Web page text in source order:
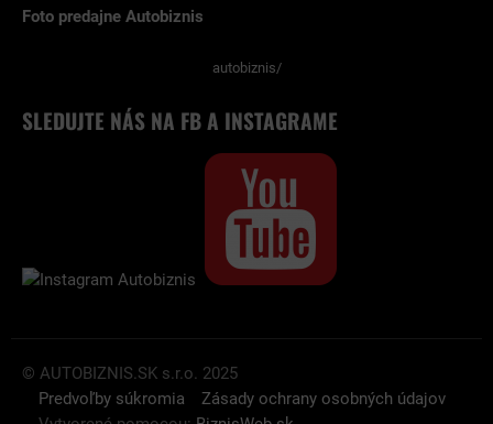
Foto predajne Autobiznis
autobiznis/
SLEDUJTE NÁS NA FB A INSTAGRAME
© AUTOBIZNIS.SK s.r.o. 2025
Predvoľby súkromia
Zásady ochrany osobných údajov